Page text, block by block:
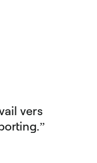
vers